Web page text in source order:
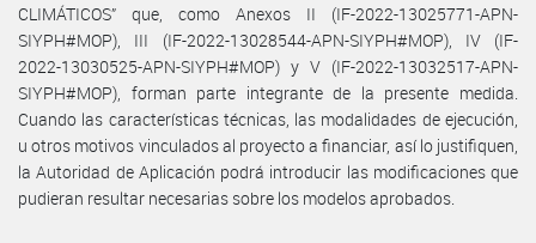
CLIMÁTICOS” que, como Anexos II (IF-2022-13025771-APN-
SIYPH#MOP), III (IF-2022-13028544-APN-SIYPH#MOP), IV (IF-
2022-13030525-APN-SIYPH#MOP) y V (IF-2022-13032517-APN-
SIYPH#MOP), forman parte integrante de la presente medida.
Cuando las características técnicas, las modalidades de ejecución,
u otros motivos vinculados al proyecto a financiar, así lo justifiquen,
la Autoridad de Aplicación podrá introducir las modificaciones que
pudieran resultar necesarias sobre los modelos aprobados.